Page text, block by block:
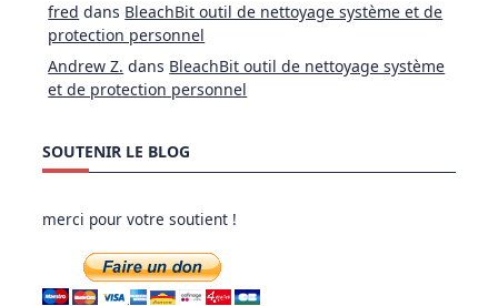
fred dans BleachBit outil de nettoyage système et de
protection personnel
Andrew Z. dans BleachBit outil de nettoyage système
et de protection personnel
SOUTENIR LE BLOG
merci pour votre soutient !